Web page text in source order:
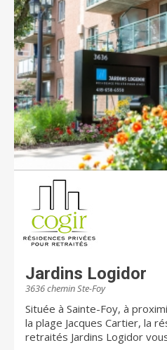
Jardins Logidor
3636 chemin Ste-Foy
Située à Sainte-Foy, à
la plage Jacques Cartier, la
retraités Jardins Logidor